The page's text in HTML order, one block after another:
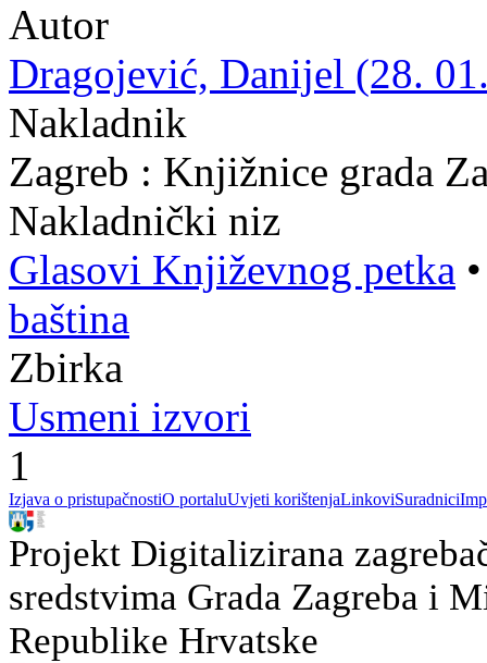
Autor
Dragojević, Danijel (28.
Nakladnik
Zagreb : Knjižnice grada
Nakladnički niz
Glasovi Književnog petka
baština
Zbirka
Usmeni izvori
1
Izjava o pristupačnostiO portaluUvjeti korištenjaLinkoviSuradnici
Projekt Digitalizirana
sredstvima Grada Zagreba i
Republike Hrvatske